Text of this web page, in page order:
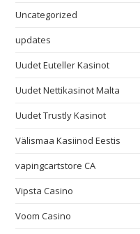
Uncategorized
updates
Uudet Euteller Kasinot
Uudet Nettikasinot Malta
Uudet Trustly Kasinot
Välismaa Kasiinod Eestis
vapingcartstore CA
Vipsta Casino
Voom Casino